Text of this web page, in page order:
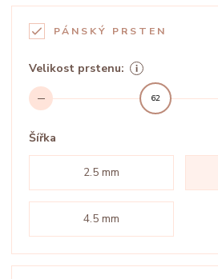
PÁNSKÝ PRSTEN
Velikost prstenu:
62
Šířka
2.5 mm
4.5 mm